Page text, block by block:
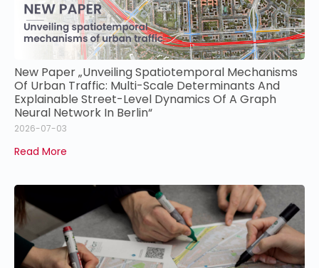
New Paper „Unveiling Spatiotemporal Mechanisms
Of Urban Traffic: Multi-Scale Determinants And
Explainable Street-Level Dynamics Of A Graph
Neural Network In Berlin“
2026-07-03
Read More